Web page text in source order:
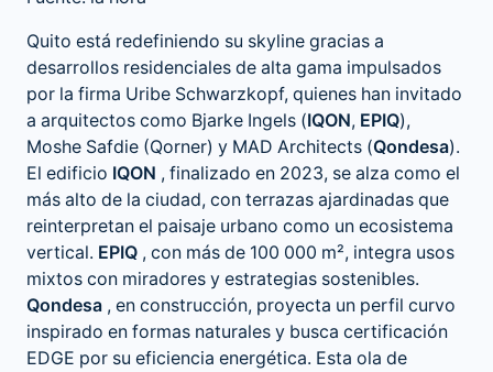
Quito está redefiniendo su skyline gracias a
desarrollos residenciales de alta gama impulsados
por la firma Uribe Schwarzkopf, quienes han invitado
a arquitectos como Bjarke Ingels (IQON, EPIQ),
Moshe Safdie (Qorner) y MAD Architects (Qondesa).
El edificio IQON , finalizado en 2023, se alza como el
más alto de la ciudad, con terrazas ajardinadas que
reinterpretan el paisaje urbano como un ecosistema
vertical. EPIQ , con más de 100 000 m², integra usos
mixtos con miradores y estrategias sostenibles.
Qondesa , en construcción, proyecta un perfil curvo
inspirado en formas naturales y busca certificación
EDGE por su eficiencia energética. Esta ola de